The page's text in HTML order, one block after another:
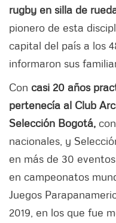
rugby en silla de
pionero de esta
capital del país a los
informaron sus
Con casi 20 años
pertenecía al Club
Selección Bogotá,
nacionales, y
en más de 30
en campeonatos
Juegos
2019, en los que fue